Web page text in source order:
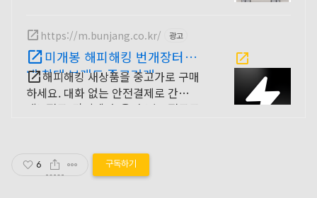
https://m.bunjang.co.kr/ 광고
미개봉 해피해킹 번개장터 국
내 최대 브랜드 중고거래
해피해킹 새상품을 중고가로 구매
하세요. 대화 없는 안전결제로 간편하
게! 전국 각지에서 올라오는 전국구
6 구독하기